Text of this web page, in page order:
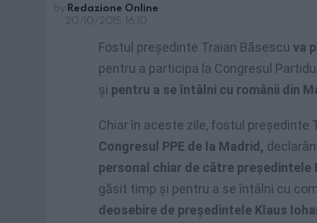
by Redazione Online
20/10/2015, 16:10
Fostul preşedinte Traian Băsescu va
pentru a participa la Congresul
şi pentru a se întâlni cu românii din
Chiar în aceste zile, fostul președinte
Congresul PPE de la Madrid,
personal chiar de către preşedintele
găsit timp și pentru a se întâlni cu
deosebire de președintele Klaus